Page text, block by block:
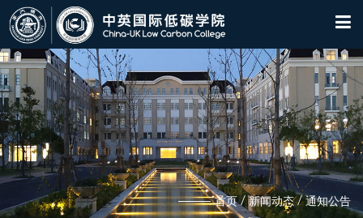
首页/新闻动态/ 通知公告